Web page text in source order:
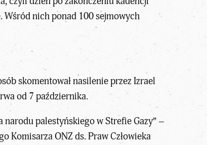
Wśród nich ponad 100 sejmowych
skomentował nasilenie przez Izrael
od 7 października.
narodu palestyńskiego w Strefie Gazy” –
Komisarza ONZ ds. Praw Człowieka